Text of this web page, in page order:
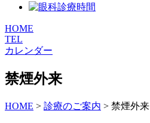
HOME
TEL
カレンダー
禁煙外来
HOME > 診療のご案内 > 禁煙外来